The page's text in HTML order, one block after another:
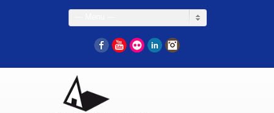
FacebookYouTube
Flickr LinkedIn